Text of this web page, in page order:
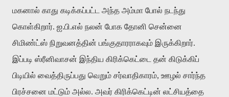
மகனால் காது கடிக்கப்பட்ட அந்த அம்மா போல் நடந்து
கொள்கிறார். ஐ.பி.எல் நலன் போக தோனி சென்னை
சிமிண்ட்ஸ் நிறுவனத்தின் பங்குதாரராகவும் இருக்கிறார்.
இப்படி ஸ்ரீனிவாசன் இந்திய கிரிக்கெட்டை தன் கிடுக்கிப்
பிடியில் வைத்திருப்பது வெறும் சர்வாதிகாரம், ஊழல் சார்ந்த
பிரச்சனை மட்டும் அல்ல. அவர் கிரிக்கெட்டின் லட்சியத்தை